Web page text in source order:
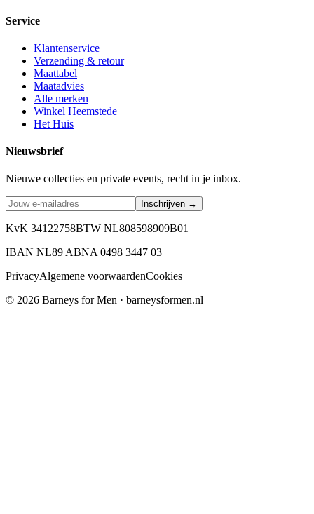
Service
Klantenservice
Verzending & retour
Maattabel
Maatadvies
Alle merken
Winkel Heemstede
Het Huis
Nieuwsbrief
Nieuwe collecties en private events, recht in je inbox.
Inschrijven →
KvK 34122758BTW NL808598909B01
IBAN NL89 ABNA 0498 3447 03
PrivacyAlgemene voorwaardenCookies
© 2026 Barneys for Men · barneysformen.nl